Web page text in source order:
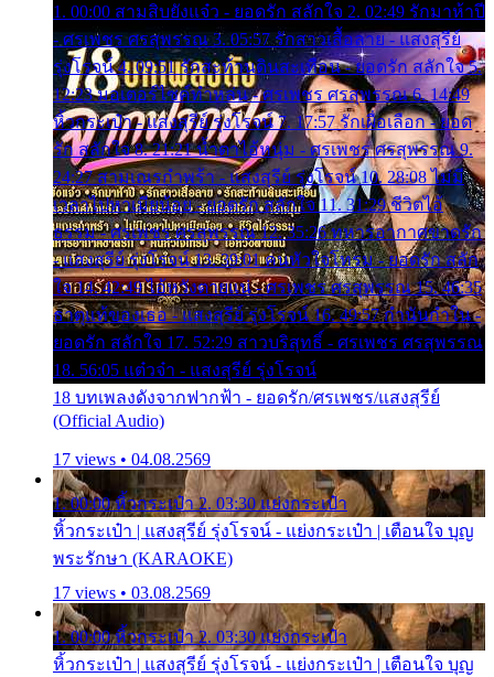
1. 00:00 สามสิบยังแจ๋ว - ยอดรัก สลักใจ 2. 02:49 รักมาห้าปี
- ศรเพชร ศรสุพรรณ 3. 05:57 รักสาวเสื้อลาย - แสงสุรีย์
รุ่งโรจน์ 4. 09:51 รักสะท้านดินสะเทือน - ยอดรัก สลักใจ 5.
12:23 มอเตอร์ไซค์ทำหล่น - ศรเพชร ศรสุพรรณ 6. 14:49
หิ้วกระเป๋า - แสงสุรีย์ รุ่งโรจน์ 7. 17:57 รักเผื่อเลือก - ยอด
รัก สลักใจ 8. 21:21 น้ำตาไอ้หนุ่ม - ศรเพชร ศรสุพรรณ 9.
24:27 สามเณรกำพร้า - แสงสุรีย์ รุ่งโรจน์ 10. 28:08 ไม่มี
เวลาไปหาเมียน้อย - ยอดรัก สลักใจ 11. 31:29 ชีวิตไอ้
ธรรม - ศรเพชร ศรสุพรรณ 12. 35:26 ทหารอากาศขาดรัก
- แสงสุรีย์ รุ่งโรจน์ 13. 39:01 คนหัวใจโทรม - ยอดรัก สลัก
ใจ 14. 42:49 ไอ้หวังตายแน่ - ศรเพชร ศรสุพรรณ 15. 46:35
ธาตุแท้ของเธอ - แสงสุรีย์ รุ่งโรจน์ 16. 49:57 กำนันกำใน -
ยอดรัก สลักใจ 17. 52:29 สาวบริสุทธิ์ - ศรเพชร ศรสุพรรณ
18. 56:05 แต๋วจ๋า - แสงสุรีย์ รุ่งโรจน์
18 บทเพลงดังจากฟากฟ้า - ยอดรัก/ศรเพชร/แสงสุรีย์
(Official Audio)
17 views • 04.08.2569
1. 00:00 หิ้วกระเป๋า 2. 03:30 แย่งกระเป๋า
หิ้วกระเป๋า | แสงสุรีย์ รุ่งโรจน์ - แย่งกระเป๋า | เตือนใจ บุญ
พระรักษา (KARAOKE)
17 views • 03.08.2569
1. 00:00 หิ้วกระเป๋า 2. 03:30 แย่งกระเป๋า
หิ้วกระเป๋า | แสงสุรีย์ รุ่งโรจน์ - แย่งกระเป๋า | เตือนใจ บุญ